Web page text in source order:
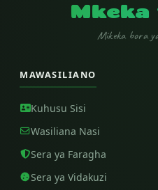
Mkeka
Mikeka bora
MAWASILIANO
Kuhusu Sisi
Wasiliana Nasi
Sera ya Faragha
Sera ya Vidakuzi